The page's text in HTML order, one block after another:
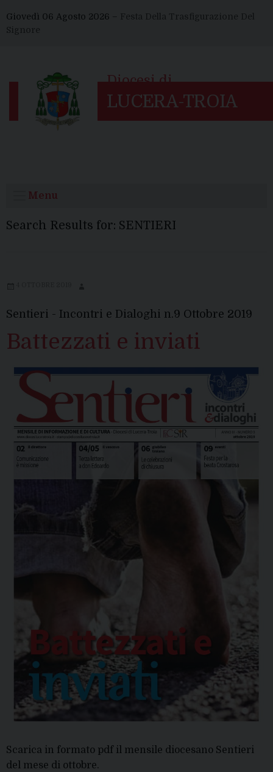
to
content
Giovedì 06 Agosto 2026 – Festa Della Trasfigurazione Del
Signore
Menu
Search Results for: SENTIERI
Sentieri - Incontri e Dialoghi n.9 Ottobre 2019
Battezzati e inviati
Scarica in formato pdf il mensile diocesano Sentieri
del mese di ottobre.